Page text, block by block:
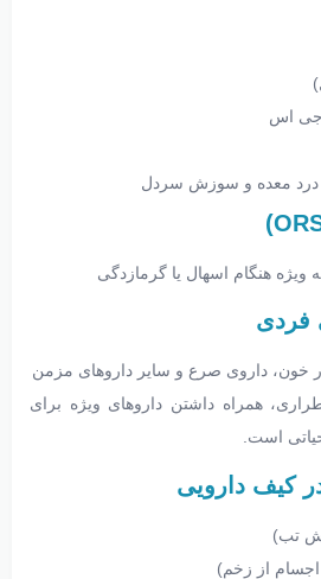
جی اس
درد معده و سوزش سردل
ویژه هنگام اسهال یا گرمازدگی
فردی
خون، داروی صرع و سایر داروهای مزمن
همراه داشتن داروهای ویژه برای
است.
کیف دارویی
تب)
اجسام از زخم)